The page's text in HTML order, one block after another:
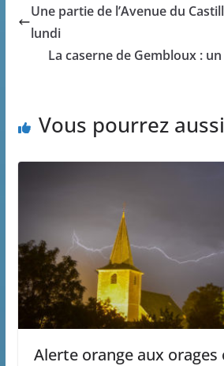
Une partie de l’Avenue du
lundi
La caserne de Gembloux :
Vous pourrez
Alerte orange aux orages